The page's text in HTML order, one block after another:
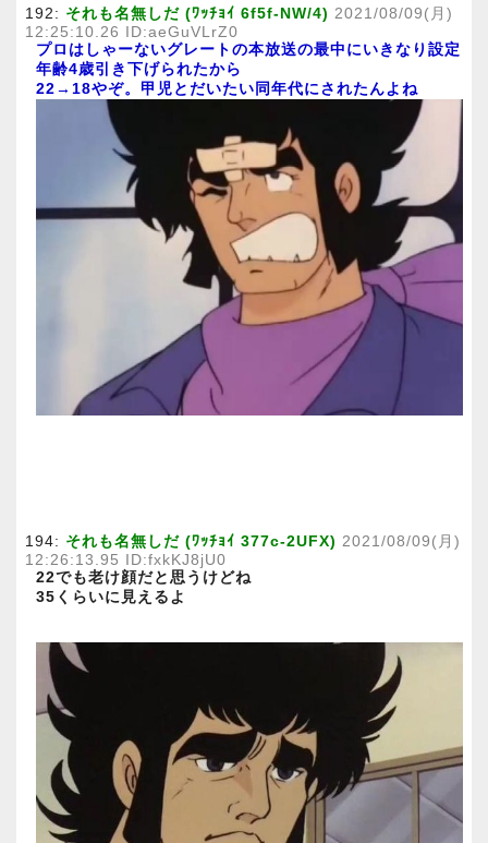
192: それも名無しだ (ﾜｯﾁｮｲ 6f5f-NW/4) 2021/08/09(月)
12:25:10.26 ID:aeGuVLrZ0
プロはしゃーないグレートの本放送の最中にいきなり設定
年齢4歳引き下げられたから
22→18やぞ。甲児とだいたい同年代にされたんよね
194: それも名無しだ (ﾜｯﾁｮｲ 377c-2UFX) 2021/08/09(月)
12:26:13.95 ID:fxkKJ8jU0
22でも老け顔だと思うけどね
35くらいに見えるよ